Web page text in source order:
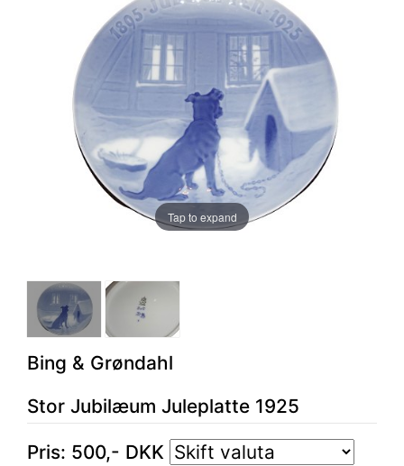
Tap to expand
Bing & Grøndahl
Stor Jubilæum Juleplatte 1925
Pris: 500,- DKK